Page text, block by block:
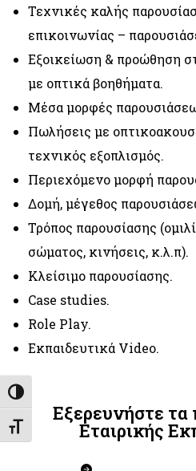
Εναλλαγή Υψηλής Αντίθεσης
Εναλλαγή Μεγέθους
Τεχνικές καλής
επικοινωνίας –
Εξοικείωση & προώθηση
με οπτικά βοηθήματα.
Μέσα μορφές
Πωλήσεις με
τεχνικός εξοπλισμός.
Περιεχόμενο μορφή
Δομή, μέγεθος
Τρόπος παρουσίασης
σώματος, κινήσεις, κ.λ.π).
Κλείσιμο παρουσίασης.
Case studies.
Role Play.
Εκπαιδευτικά Video.
Εξερευνήστε
Εταιρικής